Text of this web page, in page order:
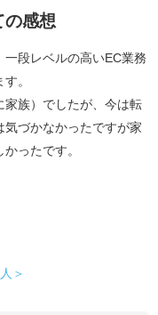
の感想
段レベルの高いEC業務
。
族）でしたが、今は転
づかなかったですが家
ったです。
＞